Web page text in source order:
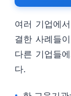
여러 기업에
결한 사례들
다른 기업들
다.